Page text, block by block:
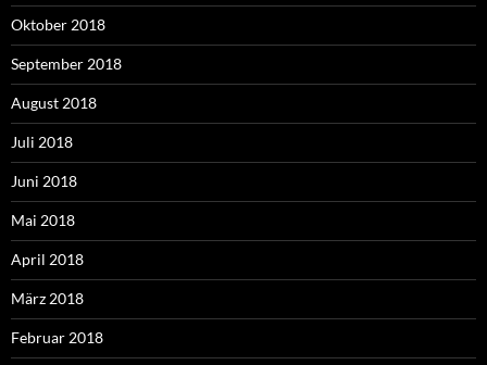
Oktober 2018
September 2018
August 2018
Juli 2018
Juni 2018
Mai 2018
April 2018
März 2018
Februar 2018